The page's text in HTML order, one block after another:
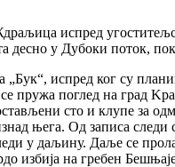
испред
десно у Дубоки поток,
„Бук“, испред ког су
пружа поглед на град
сто и клупе за
њега. Од записа
у даљину. Даље се
избија на гребен